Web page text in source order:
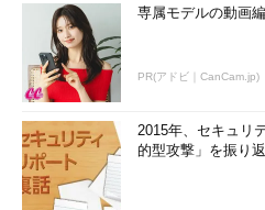
専属モデルの動画
PR(アドビ｜CanCam.jp)
2015年、セキュリ
的型攻撃」を振り